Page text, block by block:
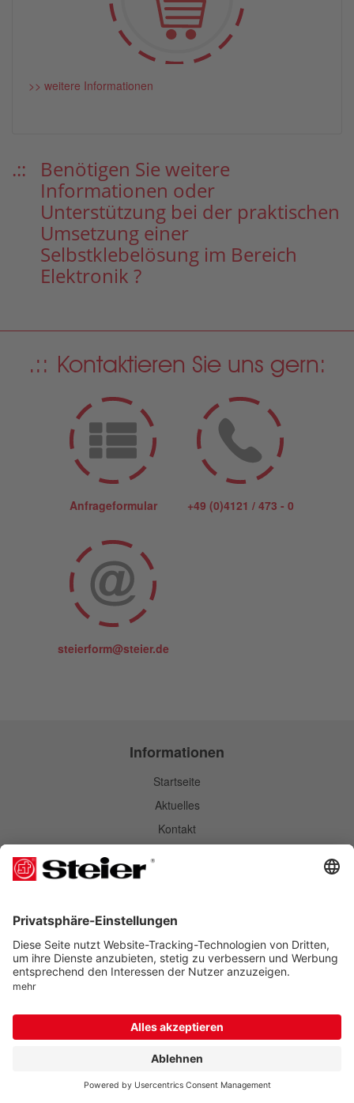
>> weitere Informationen
Benötigen Sie weitere
Informationen oder
Unterstützung bei der praktischen
Umsetzung einer
Selbstklebelösung im Bereich
Elektronik ?
Kontaktieren Sie uns gern:
Anfrageformular +49 (0)4121 / 473 - 0
steierform@steier.de
Informationen
Startseite
Aktuelles
Kontakt
Zahlung und Lieferung
Fragen und Antworten
Regelmäßige freiwillige Überwachung nach
ISO 9001
IATF 16949
ISO 14001